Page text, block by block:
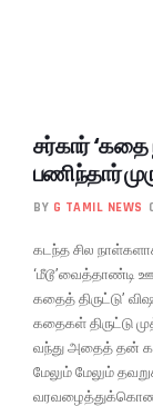
சர்கார்
பணிந்தார்
BY G TAMIL NEWS
கடந்த சில
‘மீடூ’வைத்தாண்டி
கதைத் திருட்டு’
கதைகள் திருட்டு
வந்து அதைத் தன்
மேலும் மேலும்